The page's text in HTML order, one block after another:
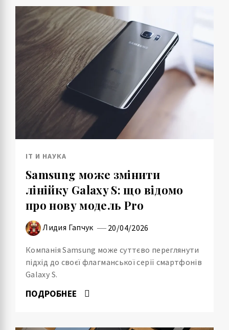
IT И НАУКА
Samsung може змінити
лінійку Galaxy S: що відомо
про нову модель Pro
Лидия Гапчук 20/04/2026
Компанія Samsung може суттєво переглянути
підхід до своєї флагманської серії смартфонів
Galaxy S.
ПОДРОБНЕЕ